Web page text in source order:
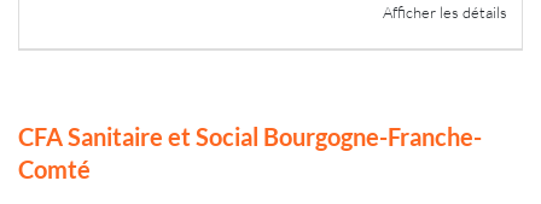
Afficher les détails
CFA Sanitaire et Social Bourgogne-Franche-
Comté